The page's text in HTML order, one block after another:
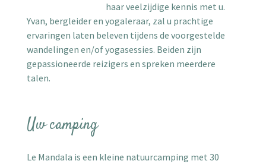
haar veelzijdige kennis met u.
Yvan, bergleider en yogaleraar, zal u prachtige
ervaringen laten beleven tijdens de voorgestelde
wandelingen en/of yogasessies. Beiden zijn
gepassioneerde reizigers en spreken meerdere
talen.
Uw camping
Le Mandala is een kleine natuurcamping met 30